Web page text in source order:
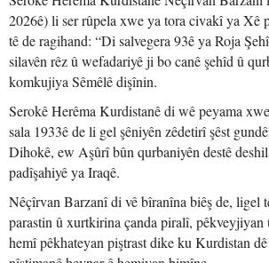
2026ê) li ser rûpela xwe ya tora civakî ya Xê
tê de ragihand: “Di salvegera 93ê ya Roja
silavên rêz û wefadariyê ji bo canê şehîd û
komkujiya Sêmêlê dişînin.
Serokê Herêma Kurdistanê di wê peyama
sala 1933ê de li gel şêniyên zêdetirî şêst
Dihokê, ew Aşûrî bûn qurbaniyên destê
padîşahiyê ya Iraqê.
Nêçîrvan Barzanî di vê bîranîna biêş de, ligel
parastin û xurtkirina çanda piralî,
hemî pêkhateyan piştrast dike ku Kurdistan